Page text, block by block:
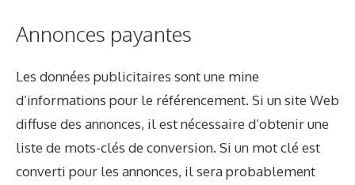
Annonces payantes
Les données publicitaires sont une mine
d’informations pour le référencement. Si un site Web
diffuse des annonces, il est nécessaire d’obtenir une
liste de mots-clés de conversion. Si un mot clé est
converti pour les annonces, il sera probablement